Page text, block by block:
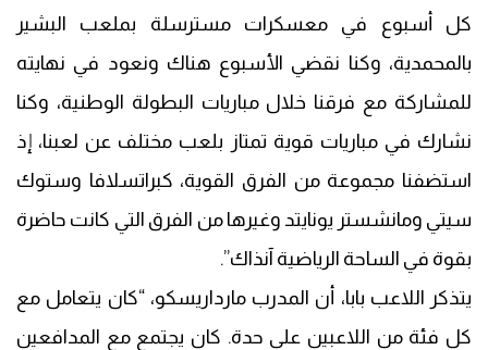
كل أسبوع في معسكرات مسترسلة بملعب البشير
بالمحمدية، وكنا نقضي الأسبوع هناك ونعود في نهايته
للمشاركة مع فرقنا خلال مباريات البطولة الوطنية، وكنا
نشارك في مباريات قوية تمتاز بلعب مختلف عن لعبنا، إذ
استضفنا مجموعة من الفرق القوية، كبراتسلافا وستوك
سيتي ومانشستر يونايتد وغيرها من الفرق التي كانت حاضرة
بقوة في الساحة الرياضية آنذاك”.
يتذكر اللاعب بابا، أن المدرب مارداريسكو، “كان يتعامل مع
كل فئة من اللاعبين على حدة. كان يجتمع مع المدافعين